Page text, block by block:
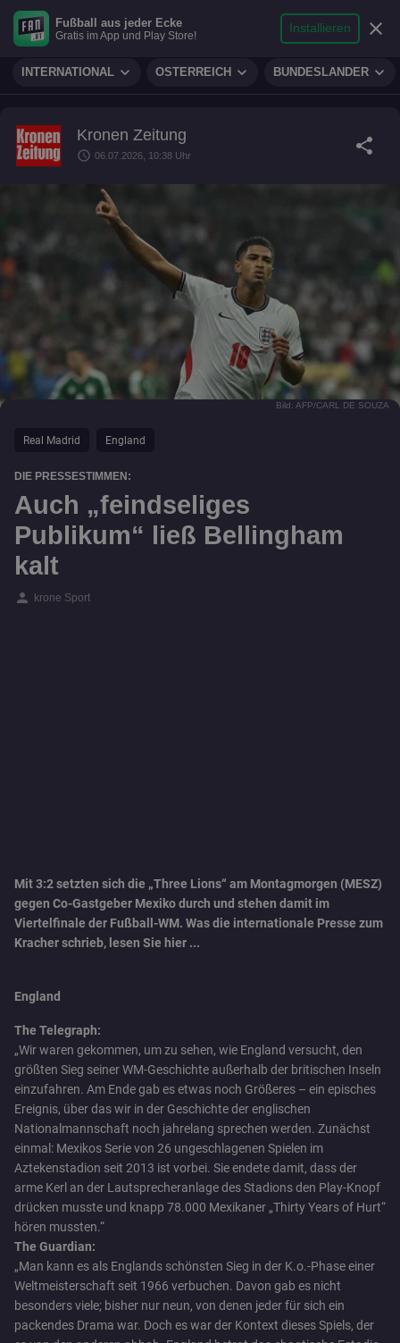
sports_soccer FUSSBALLexpand_more search
Suche
micro
Reporter
person
Login
INTERNATIONAL expand_more ÖSTERREICH expand_more BUNDESLÄNDER expand_more
Fußball aus jeder Ecke
Gratis im App und Play Store!
Installieren close
Kronen Zeitung
schedule 06.07.2026, 10:38 Uhr share
Bild: AFP/CARL DE SOUZA
Real Madrid England
DIE PRESSESTIMMEN:
Auch „feindseliges
Publikum“ ließ Bellingham
kalt
person krone Sport
Mit 3:2 setzten sich die „Three Lions“ am Montagmorgen (MESZ)
gegen Co-Gastgeber Mexiko durch und stehen damit im
Viertelfinale der Fußball-WM. Was die internationale Presse zum
Kracher schrieb, lesen Sie hier ...
England
The Telegraph:
„Wir waren gekommen, um zu sehen, wie England versucht, den
größten Sieg seiner WM-Geschichte außerhalb der britischen Inseln
einzufahren. Am Ende gab es etwas noch Größeres – ein episches
Ereignis, über das wir in der Geschichte der englischen
Nationalmannschaft noch jahrelang sprechen werden. Zunächst
einmal: Mexikos Serie von 26 ungeschlagenen Spielen im
Aztekenstadion seit 2013 ist vorbei. Sie endete damit, dass der
arme Kerl an der Lautsprecheranlage des Stadions den Play-Knopf
drücken musste und knapp 78.000 Mexikaner „Thirty Years of Hurt“
hören mussten.“
The Guardian:
„Man kann es als Englands schönsten Sieg in der K.o.-Phase einer
Weltmeisterschaft seit 1966 verbuchen. Davon gab es nicht
besonders viele; bisher nur neun, von denen jeder für sich ein
packendes Drama war. Doch es war der Kontext dieses Spiels, der